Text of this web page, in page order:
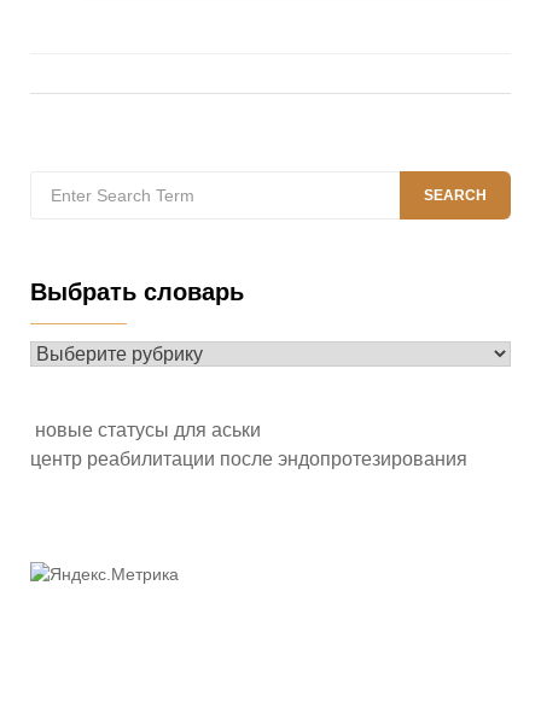
for:
SEARCH
Выбрать словарь
Выбрать
новые статусы для аськи
центр реабилитации после эндопротезирования